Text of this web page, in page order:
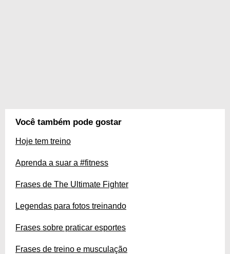
Você também pode gostar
Hoje tem treino
Aprenda a suar a #fitness
Frases de The Ultimate Fighter
Legendas para fotos treinando
Frases sobre praticar esportes
Frases de treino e musculação